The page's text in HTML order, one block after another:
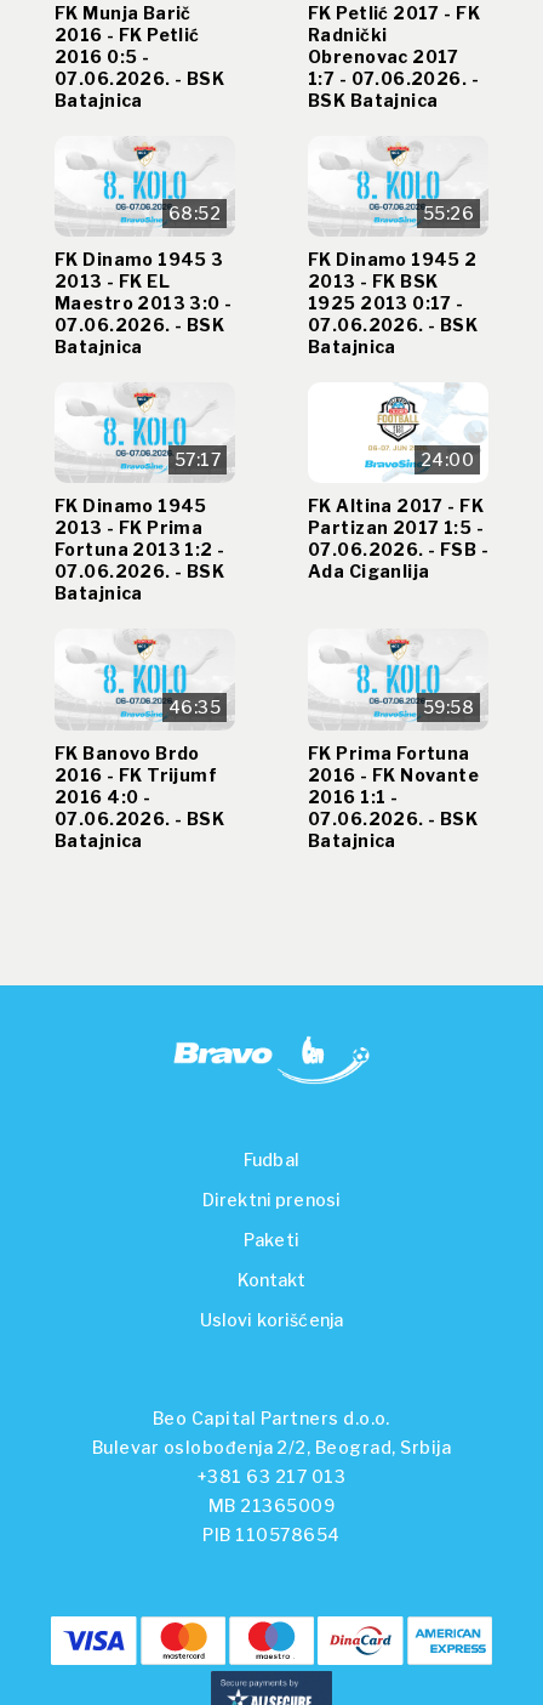
FK Munja Barič
2016 - FK Petlić
2016 0:5 -
07.06.2026. - BSK
Batajnica
FK Petlić 2017 - FK
Radnički
Obrenovac 2017
1:7 - 07.06.2026. -
BSK Batajnica
68:52
FK Dinamo 1945 3
2013 - FK EL
Maestro 2013 3:0 -
07.06.2026. - BSK
Batajnica
55:26
FK Dinamo 1945 2
2013 - FK BSK
1925 2013 0:17 -
07.06.2026. - BSK
Batajnica
57:17
FK Dinamo 1945
2013 - FK Prima
Fortuna 2013 1:2 -
07.06.2026. - BSK
Batajnica
24:00
FK Altina 2017 - FK
Partizan 2017 1:5 -
07.06.2026. - FSB -
Ada Ciganlija
46:35
FK Banovo Brdo
2016 - FK Trijumf
2016 4:0 -
07.06.2026. - BSK
Batajnica
59:58
FK Prima Fortuna
2016 - FK Novante
2016 1:1 -
07.06.2026. - BSK
Batajnica
Fudbal
Direktni prenosi
Paketi
Kontakt
Uslovi korišćenja
Beo Capital Partners d.o.o.
Bulevar oslobođenja 2/2, Beograd, Srbija
+381 63 217 013
MB 21365009
PIB 110578654